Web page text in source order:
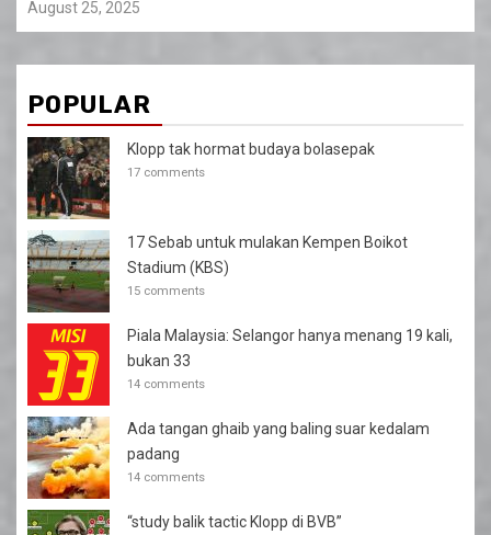
August 25, 2025
POPULAR
Klopp tak hormat budaya bolasepak
17 comments
17 Sebab untuk mulakan Kempen Boikot
Stadium (KBS)
15 comments
Piala Malaysia: Selangor hanya menang 19 kali,
bukan 33
14 comments
Ada tangan ghaib yang baling suar kedalam
padang
14 comments
“study balik tactic Klopp di BVB”